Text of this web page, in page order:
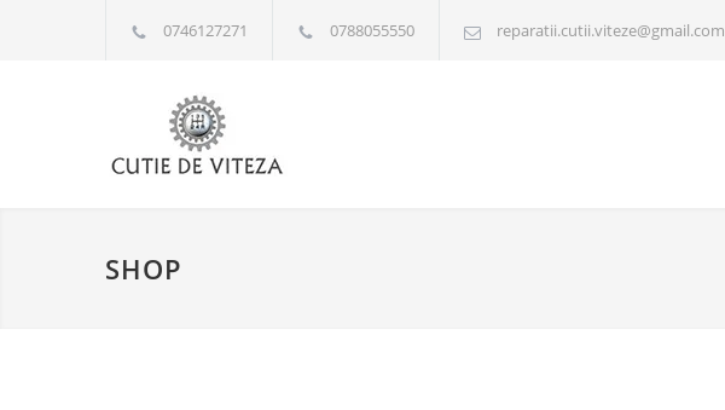
0746127271 0788055550 reparatii.cutii.viteze@gmail.com
SHOP